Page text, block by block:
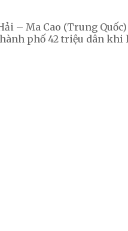
– Ma Cao (Trung
phố 42 triệu dân khi